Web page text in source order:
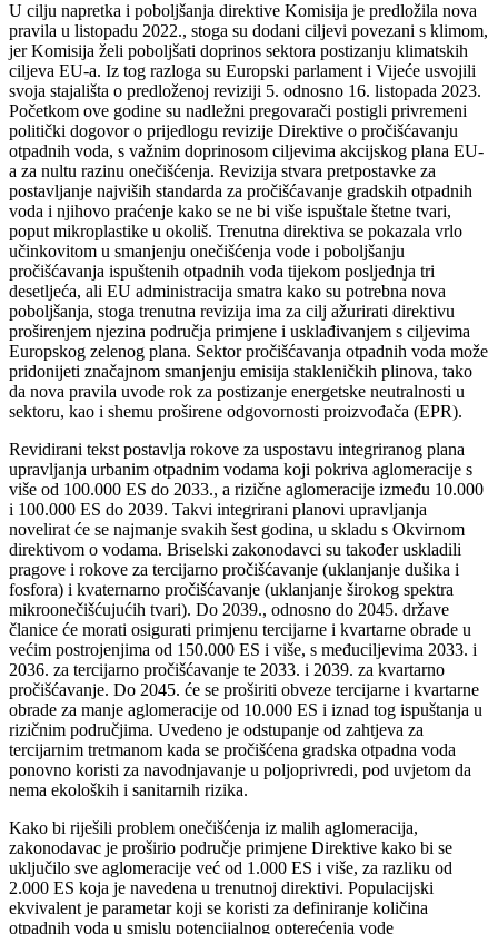
U cilju napretka i poboljšanja direktive Komisija je predložila nova
pravila u listopadu 2022., stoga su dodani ciljevi povezani s klimom,
jer Komisija želi poboljšati doprinos sektora postizanju klimatskih
ciljeva EU-a. Iz tog razloga su Europski parlament i Vijeće usvojili
svoja stajališta o predloženoj reviziji 5. odnosno 16. listopada 2023.
Početkom ove godine su nadležni pregovarači postigli privremeni
politički dogovor o prijedlogu revizije Direktive o pročišćavanju
otpadnih voda, s važnim doprinosom ciljevima akcijskog plana EU-
a za nultu razinu onečišćenja. Revizija stvara pretpostavke za
postavljanje najviših standarda za pročišćavanje gradskih otpadnih
voda i njihovo praćenje kako se ne bi više ispuštale štetne tvari,
poput mikroplastike u okoliš. Trenutna direktiva se pokazala vrlo
učinkovitom u smanjenju onečišćenja vode i poboljšanju
pročišćavanja ispuštenih otpadnih voda tijekom posljednja tri
desetljeća, ali EU administracija smatra kako su potrebna nova
poboljšanja, stoga trenutna revizija ima za cilj ažurirati direktivu
proširenjem njezina područja primjene i usklađivanjem s ciljevima
Europskog zelenog plana. Sektor pročišćavanja otpadnih voda može
pridonijeti značajnom smanjenju emisija stakleničkih plinova, tako
da nova pravila uvode rok za postizanje energetske neutralnosti u
sektoru, kao i shemu proširene odgovornosti proizvođača (EPR).
Revidirani tekst postavlja rokove za uspostavu integriranog plana
upravljanja urbanim otpadnim vodama koji pokriva aglomeracije s
više od 100.000 ES do 2033., a rizične aglomeracije između 10.000
i 100.000 ES do 2039. Takvi integrirani planovi upravljanja
novelirat će se najmanje svakih šest godina, u skladu s Okvirnom
direktivom o vodama. Briselski zakonodavci su također uskladili
pragove i rokove za tercijarno pročišćavanje (uklanjanje dušika i
fosfora) i kvaternarno pročišćavanje (uklanjanje širokog spektra
mikroonečišćujućih tvari). Do 2039., odnosno do 2045. države
članice će morati osigurati primjenu tercijarne i kvartarne obrade u
većim postrojenjima od 150.000 ES i više, s međuciljevima 2033. i
2036. za tercijarno pročišćavanje te 2033. i 2039. za kvartarno
pročišćavanje. Do 2045. će se proširiti obveze tercijarne i kvartarne
obrade za manje aglomeracije od 10.000 ES i iznad tog ispuštanja u
rizičnim područjima. Uvedeno je odstupanje od zahtjeva za
tercijarnim tretmanom kada se pročišćena gradska otpadna voda
ponovno koristi za navodnjavanje u poljoprivredi, pod uvjetom da
nema ekoloških i sanitarnih rizika.
Kako bi riješili problem onečišćenja iz malih aglomeracija,
zakonodavac je proširio područje primjene Direktive kako bi se
uključilo sve aglomeracije već od 1.000 ES i više, za razliku od
2.000 ES koja je navedena u trenutnoj direktivi. Populacijski
ekvivalent je parametar koji se koristi za definiranje količina
otpadnih voda u smislu potencijalnog opterećenja vode